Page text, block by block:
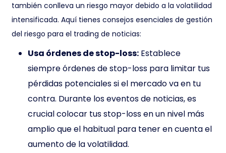
también conlleva un riesgo mayor debido a la volatilidad
intensificada. Aquí tienes consejos esenciales de gestión
del riesgo para el trading de noticias:
Usa órdenes de stop-loss: Establece
siempre órdenes de stop-loss para limitar tus
pérdidas potenciales si el mercado va en tu
contra. Durante los eventos de noticias, es
crucial colocar tus stop-loss en un nivel más
amplio que el habitual para tener en cuenta el
aumento de la volatilidad.